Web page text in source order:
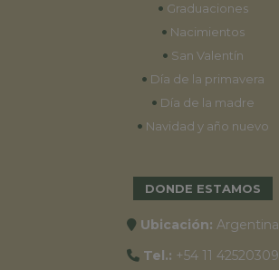
• Graduaciones
• Nacimientos
• San Valentín
• Día de la primavera
• Día de la madre
• Navidad y año nuevo
DONDE ESTAMOS
Ubicación: Argentina
Tel.: +54 11 42520309